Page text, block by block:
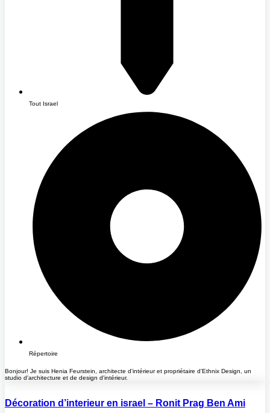
Tout Israel
Répertoire
Bonjour! Je suis Henia Feurstein, architecte d'intérieur et propriétaire d'Ethnix Design, un
studio d'architecture et de design d'intérieur.
Décoration d’interieur en israel – Ronit Prag Ben Ami